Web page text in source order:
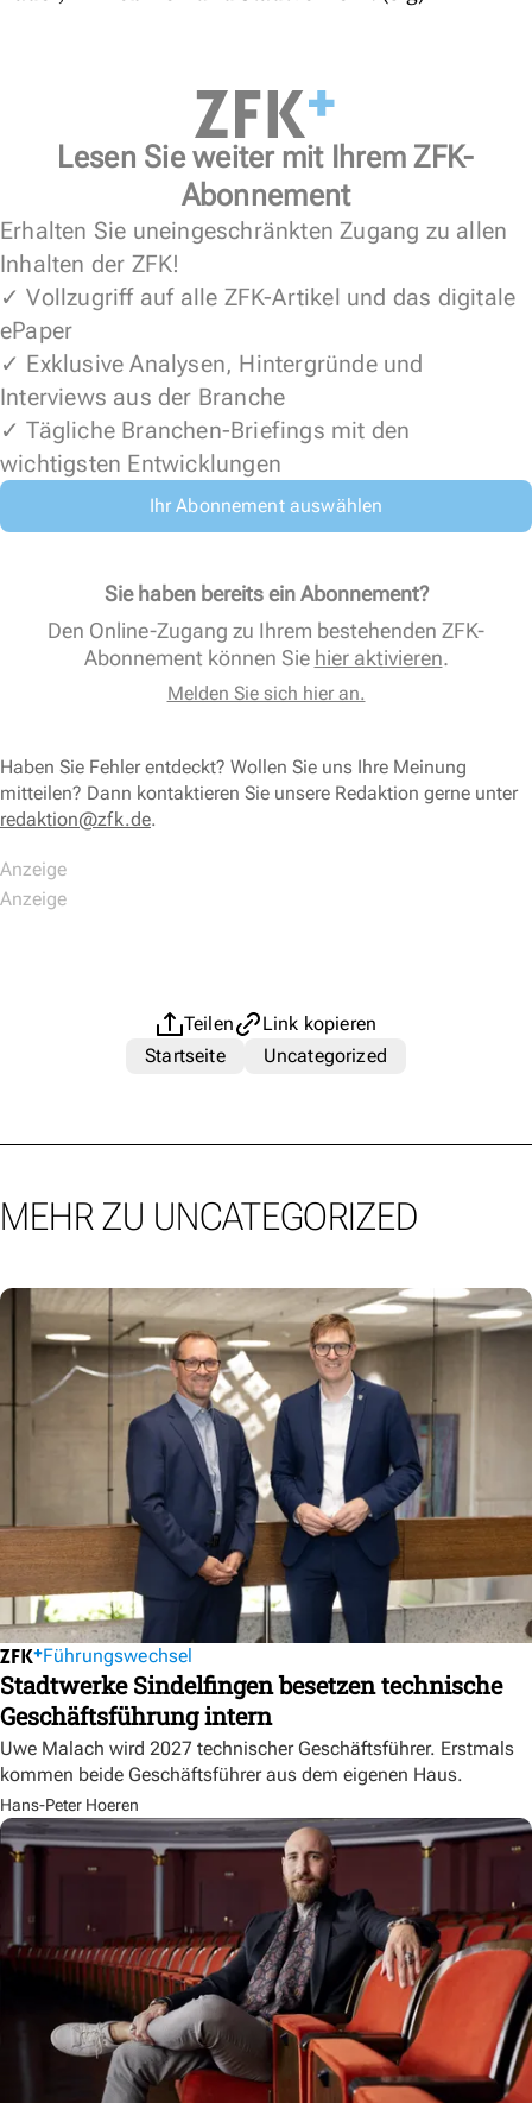
Lesen Sie weiter mit Ihrem ZFK-
Abonnement
Erhalten Sie uneingeschränkten Zugang zu allen
Inhalten der ZFK!
✓ Vollzugriff auf alle ZFK-Artikel und das digitale
ePaper
✓ Exklusive Analysen, Hintergründe und
Interviews aus der Branche
✓ Tägliche Branchen-Briefings mit den
wichtigsten Entwicklungen
Ihr Abonnement auswählen
Sie haben bereits ein Abonnement?
Den Online-Zugang zu Ihrem bestehenden ZFK-
Abonnement können Sie hier aktivieren.
Melden Sie sich hier an.
Haben Sie Fehler entdeckt? Wollen Sie uns Ihre Meinung
mitteilen? Dann kontaktieren Sie unsere Redaktion gerne unter
redaktion@zfk.de.
Teilen
Link kopieren
Startseite
Uncategorized
MEHR ZU UNCATEGORIZED
Führungswechsel
Stadtwerke Sindelfingen besetzen technische
Geschäftsführung intern
Uwe Malach wird 2027 technischer Geschäftsführer. Erstmals
kommen beide Geschäftsführer aus dem eigenen Haus.
Hans-Peter Hoeren